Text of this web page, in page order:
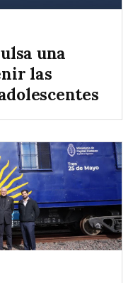
una
las